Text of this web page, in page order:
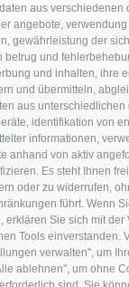
aus verschiedenen
angebote,
gewährleistung der
betrug und
und inhalten, ihre
und übermitteln,
aus
identifikation von
informationen,
anhand von aktiv
Es steht Ihnen
oder zu widerrufen,
führt. Wenn
erklären Sie sich mit der
Tools einverstanden.
verwalten", um
ablehnen", um ohne
der